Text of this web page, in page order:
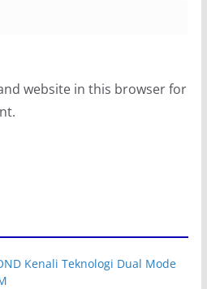
website in this browser for
Kenali Teknologi Dual Mode